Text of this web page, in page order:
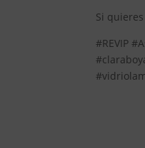
Si
#REVIP